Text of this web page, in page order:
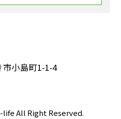
市小島町1-1-4
All Right Reserved.